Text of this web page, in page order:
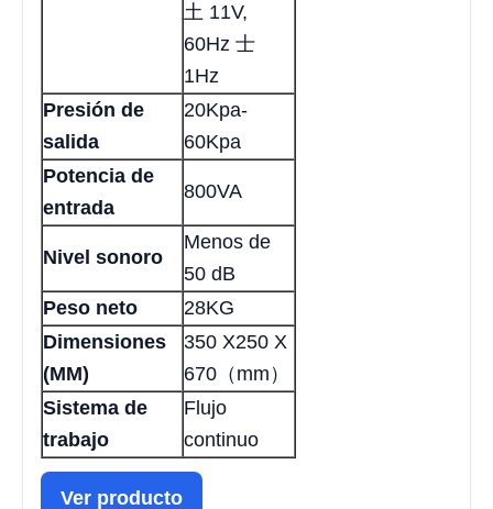
土 11V,
60Hz 士
1Hz
Presión de
salida
20Kpa-
60Kpa
Potencia de
entrada
800VA
Nivel sonoro
Menos de
50 dB
Peso neto
28KG
Dimensiones
(MM)
350 X250 X
670（mm）
Sistema de
trabajo
Flujo
continuo
Ver producto